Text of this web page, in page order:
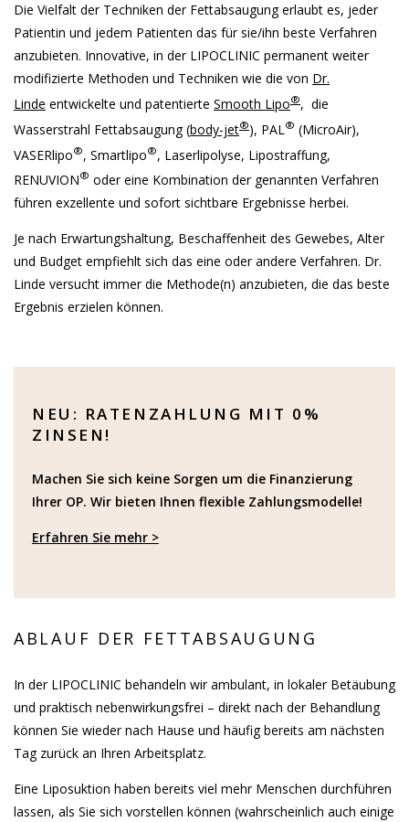
Die Vielfalt der Techniken der Fettabsaugung erlaubt es, jeder
Patientin und jedem Patienten das für sie/ihn beste Verfahren
anzubieten. Innovative, in der LIPOCLINIC permanent weiter
modifizierte Methoden und Techniken wie die von Dr.
Linde entwickelte und patentierte Smooth Lipo®, die
Wasserstrahl Fettabsaugung (body-jet®), PAL® (MicroAir),
VASERlipo®, Smartlipo®, Laserlipolyse, Lipostraffung,
RENUVION® oder eine Kombination der genannten Verfahren
führen exzellente und sofort sichtbare Ergebnisse herbei.
Je nach Erwartungshaltung, Beschaffenheit des Gewebes, Alter
und Budget empfiehlt sich das eine oder andere Verfahren. Dr.
Linde versucht immer die Methode(n) anzubieten, die das beste
Ergebnis erzielen können.
NEU: RATENZAHLUNG MIT 0%
ZINSEN!
Machen Sie sich keine Sorgen um die Finanzierung
Ihrer OP. Wir bieten Ihnen flexible Zahlungsmodelle!
Erfahren Sie mehr >
ABLAUF DER FETTABSAUGUNG
In der LIPOCLINIC behandeln wir ambulant, in lokaler Betäubung
und praktisch nebenwirkungsfrei – direkt nach der Behandlung
können Sie wieder nach Hause und häufig bereits am nächsten
Tag zurück an Ihren Arbeitsplatz.
Eine Liposuktion haben bereits viel mehr Menschen durchführen
lassen, als Sie sich vorstellen können (wahrscheinlich auch einige